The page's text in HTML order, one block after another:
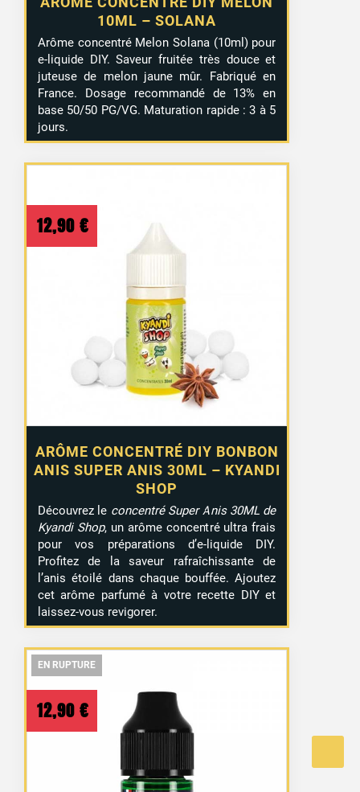
10ML – SOLANA
Arôme concentré Melon Solana (10ml) pour
e-liquide DIY. Saveur fruitée très douce et
juteuse de melon jaune mûr. Fabriqué en
France. Dosage recommandé de 13% en
base 50/50 PG/VG. Maturation rapide : 3 à 5
jours.
ARÔME CONCENTRÉ DIY BONBON
ANIS SUPER ANIS 30ML – KYANDI
SHOP
12,90 €
Découvrez le concentré Super Anis 30ML de
Kyandi Shop, un arôme concentré ultra frais
pour vos préparations d’e-liquide DIY.
Profitez de la saveur rafraîchissante de
l’anis étoilé dans chaque bouffée. Ajoutez
cet arôme parfumé à votre recette DIY et
laissez-vous revigorer.
EN RUPTURE
EN RUPTURE
12,90 €
EN RUPTURE